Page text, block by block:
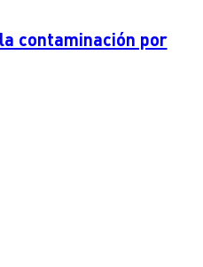
contaminación por